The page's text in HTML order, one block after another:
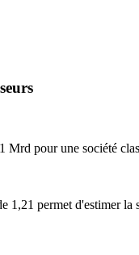
Mrd pour une société
1,21 permet d'estimer la